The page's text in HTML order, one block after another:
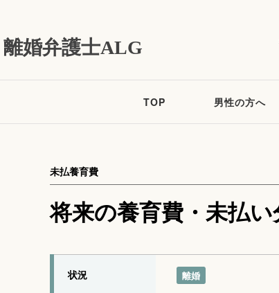
離婚弁護士ALG
TOP 男性の方へ
将来の養育費・未払
未払養育費
状況 離婚